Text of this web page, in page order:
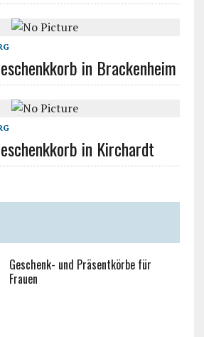
in Brackenheim
in Kirchardt
Geschenk- und Präsentkörbe für
Frauen